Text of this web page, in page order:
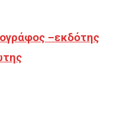
–εκδότης